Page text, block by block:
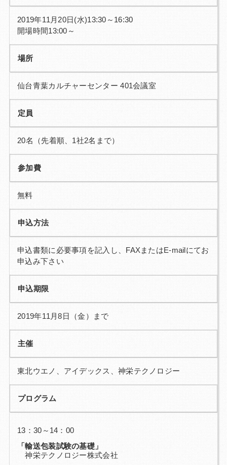
2019年11月20日(水)13:30～16:30
開場時間13:00～
場所
仙台青葉カルチャーセンター 401会議室
定員
20名（先着順、1社2名まで）
参加費
無料
申込方法
申込書類に必要事項を記入し、FAXまたはE-mailにてお
申込み下さい
申込期限
2019年11月8日（金）まで
主催
東北ウエノ、アイデックス、神栄テクノロジー
プログラム
13：30～14：00
「輸送包装試験の基礎」
神栄テクノロジー株式会社